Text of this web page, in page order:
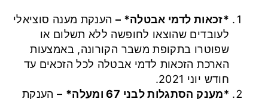
*זכאות לדמי אבטלה* – הענקת מענה סוציאלי
לעובדים שהוצאו לחופשה ללא תשלום או
שפוטרו בתקופת משבר הקורונה, באמצעות
הארכת הזכאות לדמי אבטלה לכל הזכאים עד
חודש יוני 2021.
*מענק הסתגלות לבני 67 ומעלה*
– הענקת